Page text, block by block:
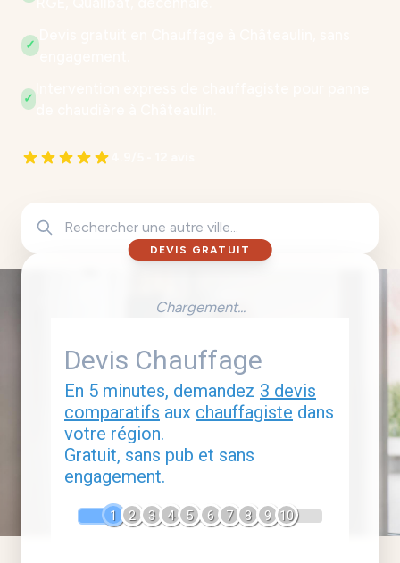
✓
✓
de chaudière à Châteaulin.
DEVIS GRATUIT
Chargement...
Devis Chauffage
En 5 minutes, demandez 3 devis
comparatifs aux chauffagiste dans
votre région.
Gratuit, sans pub et sans
engagement.
1 2 3 4 5 6 7 8 9 10